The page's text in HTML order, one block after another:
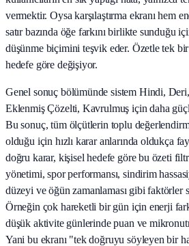
vermektir. Oysa karşılaştırma ekranı hem
satır bazında öğe farkını birlikte sunduğu
düşünme biçimini teşvik eder. Özetle tek
hedefe göre değişiyor.
Genel sonuç bölümünde sistem Hindi,
Eklenmiş Çözelti, Kavrulmuş için daha
Bu sonuç, tüm ölçütlerin toplu
olduğu için hızlı karar anlarında oldukça
doğru karar, kişisel hedefe göre bu özeti
yönetimi, spor performansı, sindirim
düzeyi ve öğün zamanlaması gibi faktörler
Örneğin çok hareketli bir gün için enerji
düşük aktivite günlerinde puan ve
Yani bu ekranı "tek doğruyu söyleyen bir